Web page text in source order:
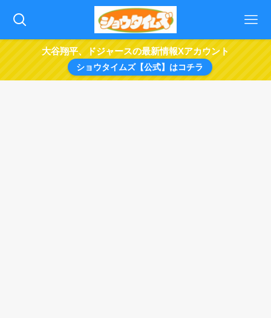
大谷翔平、ドジャースの最新情報Xアカウント
ショウタイムズ【公式】はコチラ